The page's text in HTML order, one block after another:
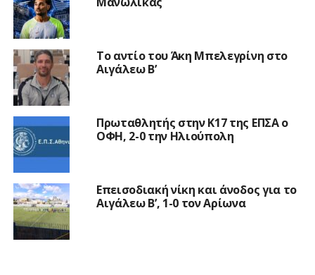
Το αντίο του Άκη Μπελεγρίνη στο
Αιγάλεω Β’
Πρωταθλητής στην Κ17 της ΕΠΣΑ ο
ΟΦΗ, 2-0 την Ηλιούπολη
Επεισοδιακή νίκη και άνοδος για το
Αιγάλεω Β’, 1-0 τον Αρίωνα